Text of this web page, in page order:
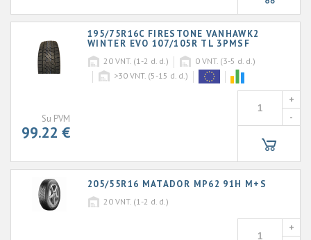
195/75R16C FIRESTONE VANHAWK2
WINTER EVO 107/105R TL 3PMSF
20 VNT. (1-2 d. d.) 0 VNT. (3-5 d. d.)
>30 VNT. (5-15 d. d.)
Su PVM
99.22 €
+
-
205/55R16 MATADOR MP62 91H M+S
20 VNT. (1-2 d. d.)
+